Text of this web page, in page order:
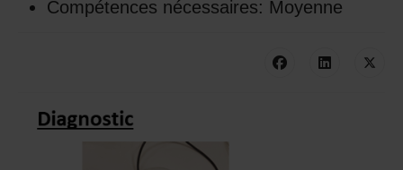
Compétences nécessaires: Moyenne